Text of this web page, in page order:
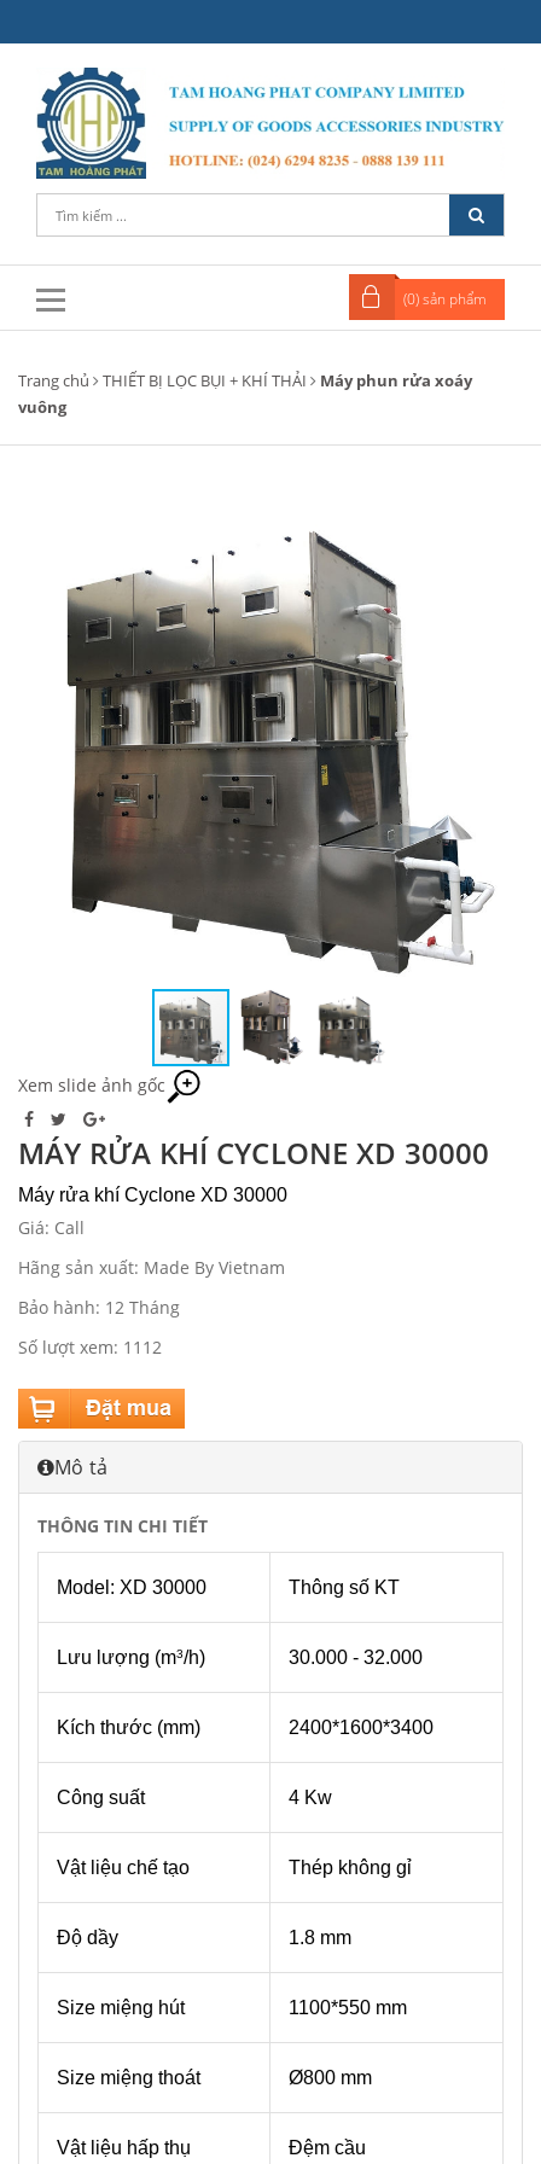
(0) sản phẩm
Trang chủ THIẾT BỊ LỌC BỤI + KHÍ THẢI
Máy phun rửa xoáy
vuông
Xem slide ảnh gốc
MÁY RỬA KHÍ CYCLONE XD 30000
Máy rửa khí Cyclone XD 30000
Giá: Call
Hãng sản xuất: Made By Vietnam
Bảo hành: 12 Tháng
Số lượt xem: 1112
Mô tả
THÔNG TIN CHI TIẾT
Model: XD 30000 Thông số KT
Lưu lượng (m3/h) 30.000 - 32.000
Kích thước (mm) 2400*1600*3400
Công suất 4 Kw
Vật liệu chế tạo Thép không gỉ
Độ dầy 1.8 mm
Size miệng hút 1100*550 mm
Size miệng thoát Ø800 mm
Vật liệu hấp thụ Đệm cầu